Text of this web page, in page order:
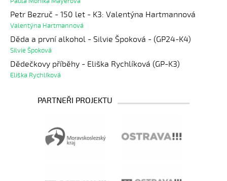
Petr Bezruč - 150 let - K3: Valentýna Hartmannová
Valentýna Hartmannová
Děda a první alkohol - Silvie Špoková - (GP24-K4)
Silvie Špoková
Dědečkovy příběhy - Eliška Rychlíková (GP-K3)
Eliška Rychlíková
PARTNEŘI PROJEKTU